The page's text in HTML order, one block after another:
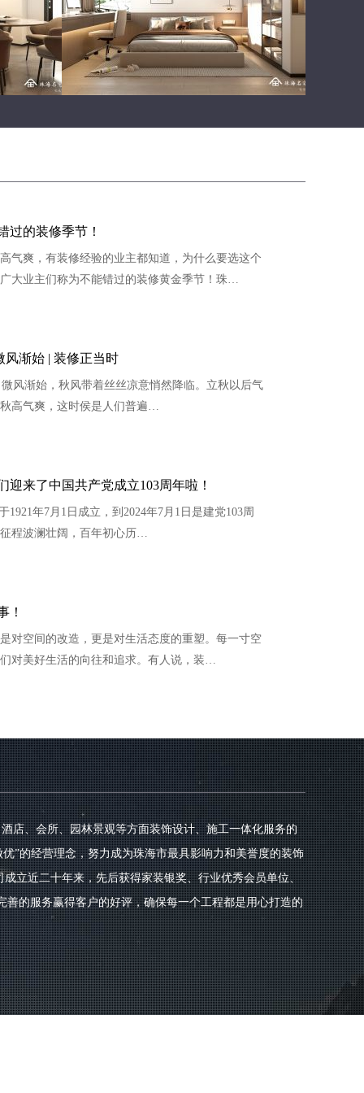
过的装修季节！
气爽，有装修经验的业主都知道，为什么要选这个
大业主们称为不能错过的装修黄金季节！珠…
风渐始 | 装修正当时
渐始，秋风带着丝丝凉意悄然降临。立秋以后气
高气爽，这时侯是人们普遍…
迎来了中国共产党成立103周年啦！
年7月1日成立，到2024年7月1日是建党103周
程波澜壮阔，百年初心历…
！
对空间的改造，更是对生活态度的重塑。每一寸空
对美好生活的向往和追求。有人说，装…
店、会所、园林景观等方面装饰设计、施工一体化服务的
”的经营理念，努力成为珠海市最具影响力和美誉度的装饰
立近二十年来，先后获得家装银奖、行业优秀会员单位、
的服务赢得客户的好评，确保每一个工程都是用心打造的